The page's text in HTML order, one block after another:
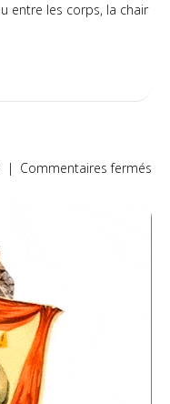
entre les corps, la chair
| Commentaires fermés